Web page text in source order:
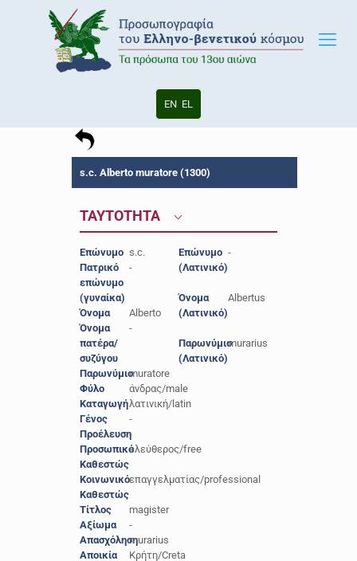
EN EL
s.c. Alberto muratore (1300)
ΤΑΥΤΟΤΗΤΑ
Επώνυμο s.c.
Πατρικό
επώνυμο
(γυναίκα)
-
Όνομα
Alberto
Όνομα
πατέρα/
συζύγου
-
Παρωνύμιοmuratore
Φύλο
άνδρας/male
Καταγωγήλατινική/latin
Γένος
-
Προέλευση-
Προσωπικό
Καθεστώς
ελεύθερος/free
Κοινωνικό
Καθεστώς
επαγγελματίας/professional
Τίτλος
magister
Αξίωμα
-
Απασχόλησηmurarius
Αποικία
Κρήτη/Creta
Επώνυμο
(Λατινικό)
-
Όνομα
(Λατινικό)
Albertus
Παρωνύμιο
(Λατινικό)
murarius